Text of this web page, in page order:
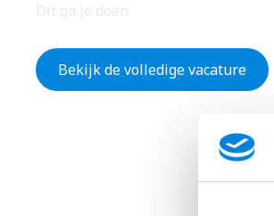
Dit ga je doen:
Je installeert
ontruimingssystemen,
Bekijk de volledige vacature